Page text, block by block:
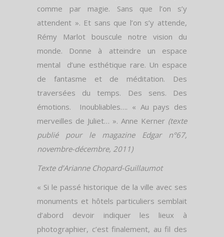
comme par magie. Sans que l’on s’y
attendent ». Et sans que l’on s’y attende,
Rémy Marlot bouscule notre vision du
monde. Donne à atteindre un espace
mental d’une esthétique rare. Un espace
de fantasme et de méditation. Des
traversées du temps. Des sens. Des
émotions. Inoubliables…. « Au pays des
merveilles de Juliet… ». Anne Kerner (texte
publié pour le magazine Edgar n°67,
novembre-décembre, 2011)
Texte d’Arianne Chopard-Guillaumot
« Si le passé historique de la ville avec ses
monuments et hôtels particuliers semblait
d’abord devoir indiquer les lieux à
photographier, c’est finalement, au fil des